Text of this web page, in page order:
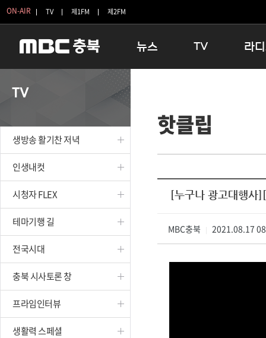
ON-AIR TV 제1FM 제2FM
뉴스
보은
옥천
TV
인생내컷
테마기행 길
시청자 FLEX
특집프로그램
종영프로그램
라
TV
생방송 활기찬 저녁
인생내컷
시청자 FLEX
테마기행 길
전국시대
충북 시사토론 창
프라임인터뷰
생활력 스페셜
핫클립
[누구나 광고대행사
MBC충북 2021.08.17